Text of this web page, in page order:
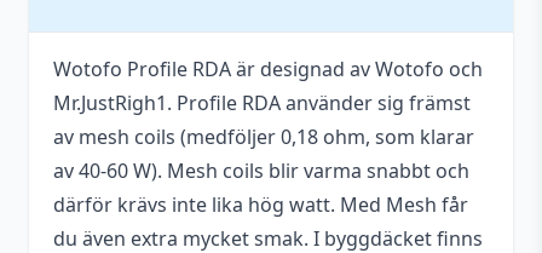
Wotofo Profile RDA är designad av Wotofo och
Mr.JustRigh1. Profile RDA använder sig främst
av mesh coils (medföljer 0,18 ohm, som klarar
av 40-60 W). Mesh coils blir varma snabbt och
därför krävs inte lika hög watt. Med Mesh får
du även extra mycket smak. I byggdäcket finns
Tillverkare
Wotofo
Typ
RDA